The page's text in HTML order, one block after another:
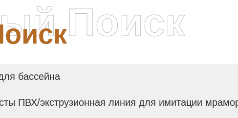
Поиск
бассейна
ПВХ/экструзионная линия для имитации